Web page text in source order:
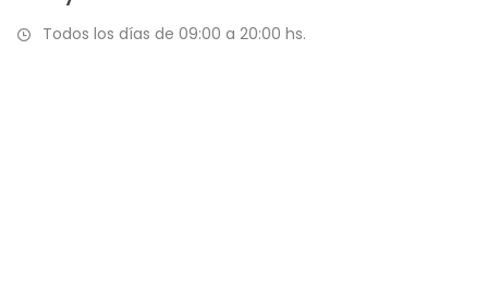
Todos los días de 09:00 a 20:00 hs.